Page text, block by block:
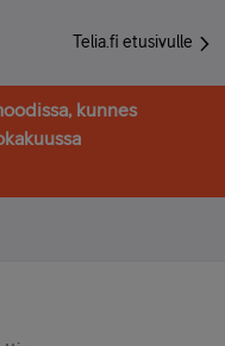
Telia.fi etusivulle
kunnes